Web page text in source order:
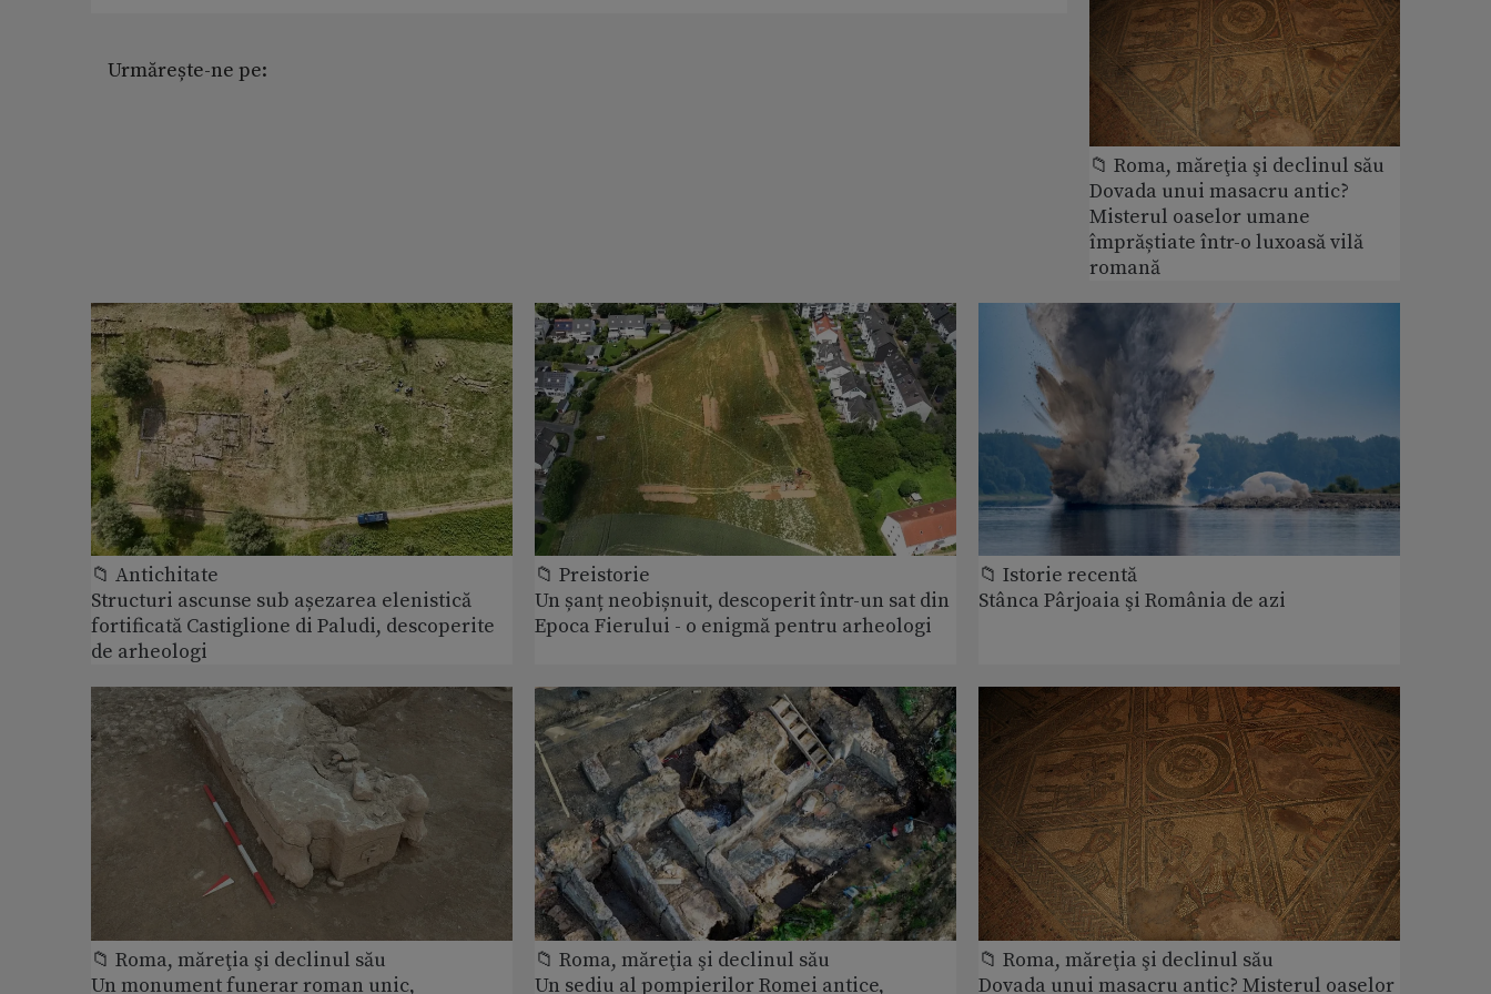
Urmărește-ne pe:
📁 Roma, măreţia şi declinul său
Dovada unui masacru antic?
Misterul oaselor umane
împrăștiate într-o luxoasă vilă
romană
📁 Antichitate
Structuri ascunse sub așezarea elenistică
fortificată Castiglione di Paludi, descoperite
de arheologi
📁 Preistorie
Un șanț neobișnuit, descoperit într-un sat din
Epoca Fierului - o enigmă pentru arheologi
📁 Istorie recentă
Stânca Pârjoaia şi România de azi
📁 Roma, măreţia şi declinul său
Un monument funerar roman unic,
📁 Roma, măreţia şi declinul său
Un sediu al pompierilor Romei antice,
📁 Roma, măreţia şi declinul său
Dovada unui masacru antic? Misterul oaselor